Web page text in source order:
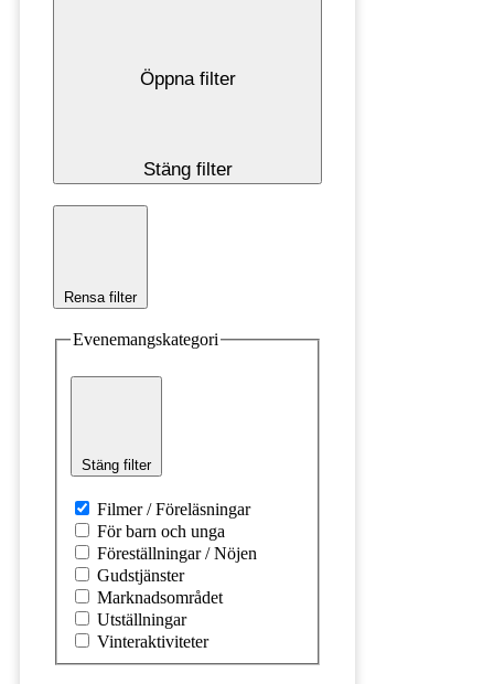
Öppna filter
Stäng filter
Rensa filter
Evenemangskategori
Stäng filter
Filmer / Föreläsningar
För barn och unga
Föreställningar / Nöjen
Gudstjänster
Marknadsområdet
Utställningar
Vinteraktiviteter